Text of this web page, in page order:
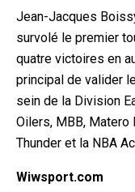
Jean-Jacques
survolé le premier
quatre victoires en
principal de valider
sein de la Division
Oilers, MBB, Matero
Thunder et la NBA
Wiwsport.com